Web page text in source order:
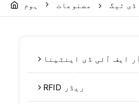
ہوم مصنوعات ڈی ٹیگ
ایف آئی ڈی اینٹینا
RFID ریڈر